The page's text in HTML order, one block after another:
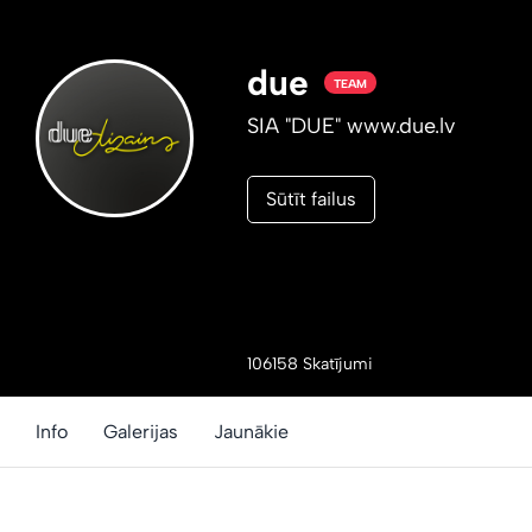
due TEAM
SIA "DUE" www.due.lv
Sūtīt failus
106158 Skatījumi
Info Galerijas Jaunākie